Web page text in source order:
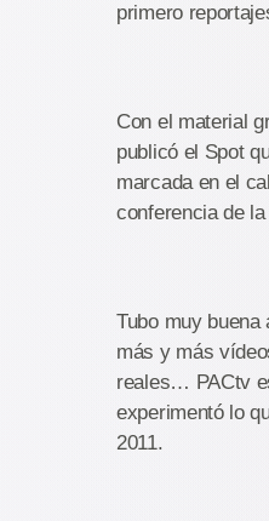
primero
Con el material
publicó el Spot
marcada en el
conferencia de
Tubo muy
más y más
reales… PACtv
experimentó lo
2011.